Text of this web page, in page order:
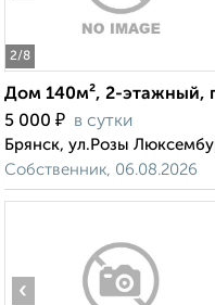
2/8
Дом 140м², 2-этажный,
5 000 ₽ в сутки
Брянск, ул.Розы
Собственник, 06.08.2026
‹